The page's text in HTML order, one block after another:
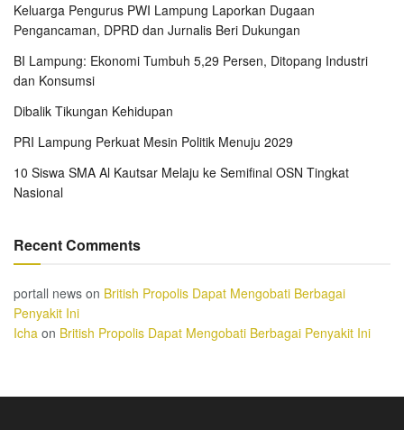
Keluarga Pengurus PWI Lampung Laporkan Dugaan
Pengancaman, DPRD dan Jurnalis Beri Dukungan
BI Lampung: Ekonomi Tumbuh 5,29 Persen, Ditopang Industri
dan Konsumsi
Dibalik Tikungan Kehidupan
PRI Lampung Perkuat Mesin Politik Menuju 2029
10 Siswa SMA Al Kautsar Melaju ke Semifinal OSN Tingkat
Nasional
Recent Comments
portall news on British Propolis Dapat Mengobati Berbagai
Penyakit Ini
Icha on British Propolis Dapat Mengobati Berbagai Penyakit Ini